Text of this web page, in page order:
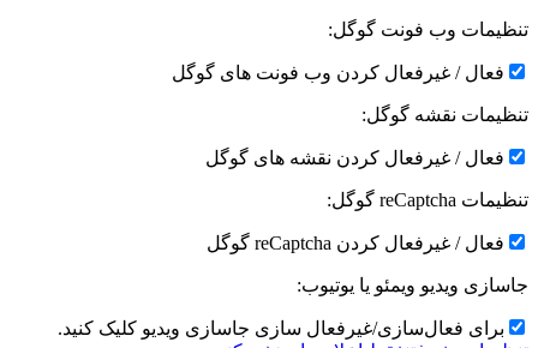
تنظیمات وب فونت گوگل:
فعال / غیرفعال کردن وب فونت های گوگل
تنظیمات نقشه گوگل:
فعال / غیرفعال کردن نقشه های گوگل
تنظیمات reCaptcha گوگل:
فعال / غیرفعال کردن reCaptcha گوگل
جاسازی ویدیو ویمئو یا یوتیوب:
برای فعال‌سازی/غیرفعال سازی جاسازی ویدیو کلیک کنید.